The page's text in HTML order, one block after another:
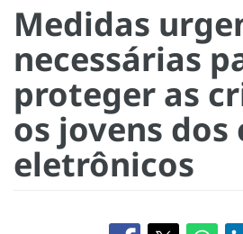
Medidas
necessárias
proteger as
os jovens
eletrônicos